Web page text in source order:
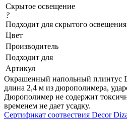
Скрытое освещение
?
Подходит для скрытого освещения
Цвет
Производитель
Подходит для
Артикул
Окрашенный напольный плинтус
длина 2,4 м из дюрополимера,
Дюрополимер не содержит
временем не дает усадку.
Сертификат соотвествия Decor